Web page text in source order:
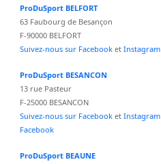
ProDuSport BELFORT
63 Faubourg de Besançon
F-90000 BELFORT
Suivez-nous sur Facebook et Instagram
ProDuSport BESANCON
13 rue Pasteur
F-25000 BESANCON
Suivez-nous sur Facebook et Instagram
Facebook
ProDuSport BEAUNE